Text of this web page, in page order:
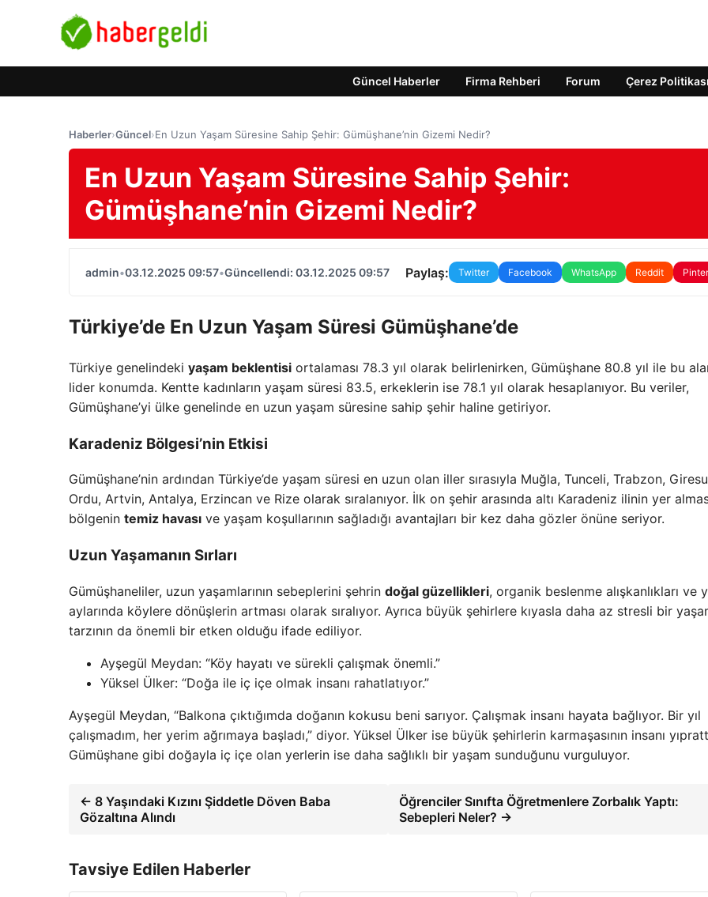
Güncel Haberler Firma Rehberi Forum Çerez Politikası
Haberler›Güncel›En Uzun Yaşam Süresine Sahip Şehir: Gümüşhane’nin Gizemi Nedir?
En Uzun Yaşam Süresine Sahip Şehir:
Gümüşhane’nin Gizemi Nedir?
admin•03.12.2025 09:57•Güncellendi: 03.12.2025 09:57 Paylaş: Twitter Facebook WhatsApp Reddit
Türkiye’de En Uzun Yaşam Süresi Gümüşhane’de
Türkiye genelindeki yaşam beklentisi ortalaması 78.3 yıl olarak belirlenirken, Gümüşhane 80.8 yıl ile bu
lider konumda. Kentte kadınların yaşam süresi 83.5, erkeklerin ise 78.1 yıl olarak hesaplanıyor. Bu veriler,
Gümüşhane’yi ülke genelinde en uzun yaşam süresine sahip şehir haline getiriyor.
Karadeniz Bölgesi’nin Etkisi
Gümüşhane’nin ardından Türkiye’de yaşam süresi en uzun olan iller sırasıyla Muğla, Tunceli, Trabzon,
Ordu, Artvin, Antalya, Erzincan ve Rize olarak sıralanıyor. İlk on şehir arasında altı Karadeniz ilinin yer
bölgenin temiz havası ve yaşam koşullarının sağladığı avantajları bir kez daha gözler önüne seriyor.
Uzun Yaşamanın Sırları
Gümüşhaneliler, uzun yaşamlarının sebeplerini şehrin doğal güzellikleri, organik beslenme alışkanlıkları ve
aylarında köylere dönüşlerin artması olarak sıralıyor. Ayrıca büyük şehirlere kıyasla daha az stresli bir
tarzının da önemli bir etken olduğu ifade ediliyor.
Ayşegül Meydan: “Köy hayatı ve sürekli çalışmak önemli.”
Yüksel Ülker: “Doğa ile iç içe olmak insanı rahatlatıyor.”
Ayşegül Meydan, “Balkona çıktığımda doğanın kokusu beni sarıyor. Çalışmak insanı hayata bağlıyor. Bir yıl
çalışmadım, her yerim ağrımaya başladı,” diyor. Yüksel Ülker ise büyük şehirlerin karmaşasının insanı
Gümüşhane gibi doğayla iç içe olan yerlerin ise daha sağlıklı bir yaşam sunduğunu vurguluyor.
← 8 Yaşındaki Kızını Şiddetle Döven Baba
Gözaltına Alındı
Öğrenciler Sınıfta Öğretmenlere Zorbalık Yaptı:
Sebepleri Neler? →
Tavsiye Edilen Haberler